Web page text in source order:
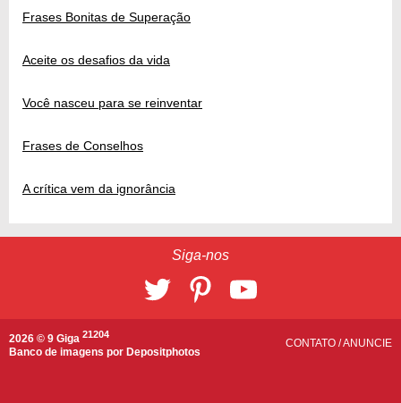
Frases Bonitas de Superação
Aceite os desafios da vida
Você nasceu para se reinventar
Frases de Conselhos
A crítica vem da ignorância
Siga-nos
2026 © 9 Giga 21204
Banco de imagens por Depositphotos
CONTATO /ANUNCIE